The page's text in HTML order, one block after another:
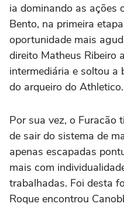
ia dominando as ações
Bento, na primeira
oportunidade mais
direito Matheus Ribeiro
intermediária e soltou a
do arqueiro do Athletico.
Por sua vez, o Furacão
de sair do sistema de
apenas escapadas
mais com
trabalhadas. Foi desta
Roque encontrou